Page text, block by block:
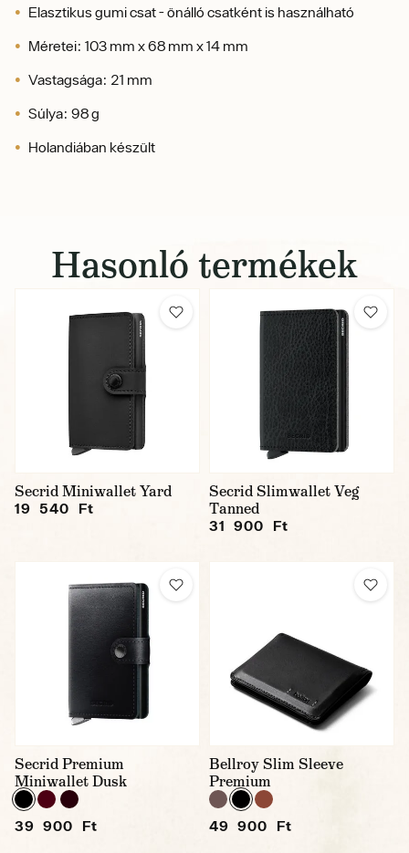
Elasztikus gumi csat - önálló csatként is használható
Méretei: 103 mm x 68 mm x 14 mm
Vastagsága: 21 mm
Súlya: 98 g
Holandiában készült
Hasonló termékek
Secrid Miniwallet Yard
19 540 Ft
Secrid Slimwallet Veg
Tanned
31 900 Ft
Secrid Premium
Miniwallet Dusk
39 900 Ft
Bellroy Slim Sleeve
Premium
49 900 Ft